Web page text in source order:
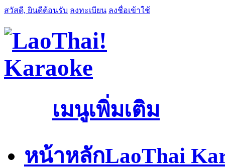
สวัสดี, ยินดีต้อนรับ ลงทะเบียน ลงชื่อเข้าใช้
เมนูเพิ่มเติม
หน้าหลักLaoThai